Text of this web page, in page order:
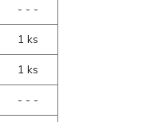
- - -
1 ks
1 ks
- - -